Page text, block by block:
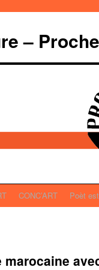
–
CONC’ART Poèt
marocaine